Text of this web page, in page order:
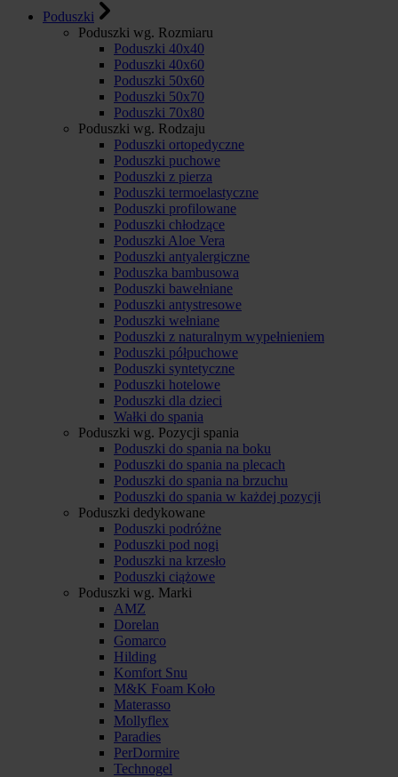
Poduszki
Poduszki wg. Rozmiaru
Poduszki 40x40
Poduszki 40x60
Poduszki 50x60
Poduszki 50x70
Poduszki 70x80
Poduszki wg. Rodzaju
Poduszki ortopedyczne
Poduszki puchowe
Poduszki z pierza
Poduszki termoelastyczne
Poduszki profilowane
Poduszki chłodzące
Poduszki Aloe Vera
Poduszki antyalergiczne
Poduszka bambusowa
Poduszki bawełniane
Poduszki antystresowe
Poduszki wełniane
Poduszki z naturalnym wypełnieniem
Poduszki półpuchowe
Poduszki syntetyczne
Poduszki hotelowe
Poduszki dla dzieci
Wałki do spania
Poduszki wg. Pozycji spania
Poduszki do spania na boku
Poduszki do spania na plecach
Poduszki do spania na brzuchu
Poduszki do spania w każdej pozycji
Poduszki dedykowane
Poduszki podróżne
Poduszki pod nogi
Poduszki na krzesło
Poduszki ciążowe
Poduszki wg. Marki
AMZ
Dorelan
Gomarco
Hilding
Komfort Snu
M&K Foam Koło
Materasso
Mollyflex
Paradies
PerDormire
Technogel